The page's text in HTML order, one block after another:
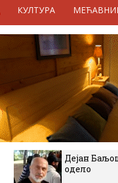
КУЛТУРА
Дејан
одело